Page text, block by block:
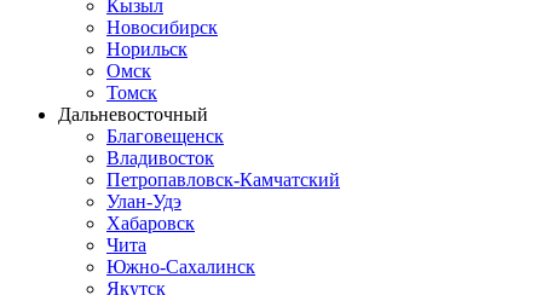
Кызыл
Новосибирск
Норильск
Омск
Томск
Дальневосточный
Благовещенск
Владивосток
Петропавловск-Камчатский
Улан-Удэ
Хабаровск
Чита
Южно-Сахалинск
Якутск